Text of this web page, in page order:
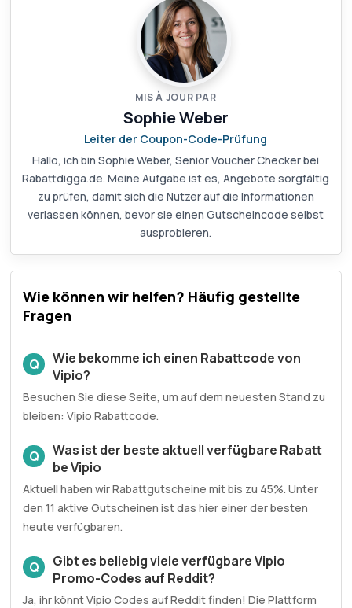
MIS À JOUR PAR
Sophie Weber
Leiter der Coupon-Code-Prüfung
Hallo, ich bin Sophie Weber, Senior Voucher Checker bei
Rabattdigga.de. Meine Aufgabe ist es, Angebote sorgfältig
zu prüfen, damit sich die Nutzer auf die Informationen
verlassen können, bevor sie einen Gutscheincode selbst
ausprobieren.
Wie können wir helfen? Häufig gestellte
Fragen
Q
Wie bekomme ich einen Rabattcode von
Vipio?
Besuchen Sie diese Seite, um auf dem neuesten Stand zu
bleiben: Vipio Rabattcode.
Q
Was ist der beste aktuell verfügbare Rabatt
be Vipio
Aktuell haben wir Rabattgutscheine mit bis zu 45%. Unter
den 11 aktive Gutscheinen ist das hier einer der besten
heute verfügbaren.
Q
Gibt es beliebig viele verfügbare Vipio
Promo-Codes auf Reddit?
Ja, ihr könnt Vipio Codes auf Reddit finden! Die Plattform